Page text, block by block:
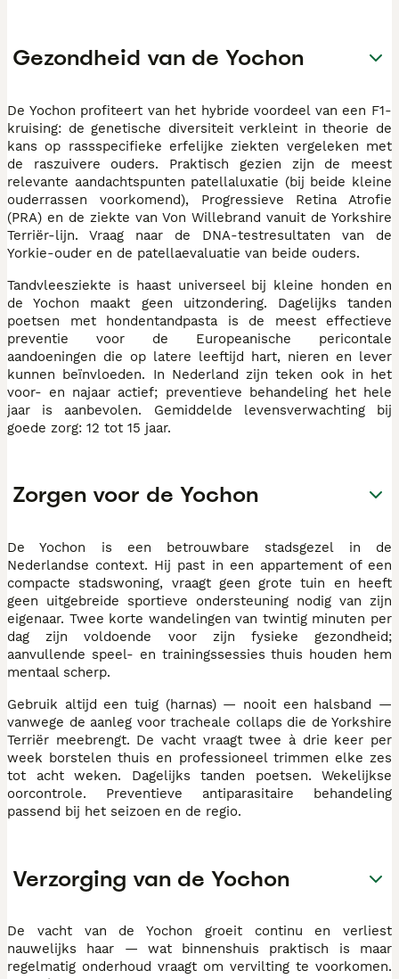
Gezondheid van de Yochon
De Yochon profiteert van het hybride voordeel van een F1-
kruising: de genetische diversiteit verkleint in theorie de
kans op rassspecifieke erfelijke ziekten vergeleken met
de raszuivere ouders. Praktisch gezien zijn de meest
relevante aandachtspunten patellaluxatie (bij beide kleine
ouderrassen voorkomend), Progressieve Retina Atrofie
(PRA) en de ziekte van Von Willebrand vanuit de Yorkshire
Terriër-lijn. Vraag naar de DNA-testresultaten van de
Yorkie-ouder en de patellaevaluatie van beide ouders.
Tandvleesziekte is haast universeel bij kleine honden en
de Yochon maakt geen uitzondering. Dagelijks tanden
poetsen met hondentandpasta is de meest effectieve
preventie voor de Europeanische pericontale
aandoeningen die op latere leeftijd hart, nieren en lever
kunnen beïnvloeden. In Nederland zijn teken ook in het
voor- en najaar actief; preventieve behandeling het hele
jaar is aanbevolen. Gemiddelde levensverwachting bij
goede zorg: 12 tot 15 jaar.
Zorgen voor de Yochon
De Yochon is een betrouwbare stadsgezel in de
Nederlandse context. Hij past in een appartement of een
compacte stadswoning, vraagt geen grote tuin en heeft
geen uitgebreide sportieve ondersteuning nodig van zijn
eigenaar. Twee korte wandelingen van twintig minuten per
dag zijn voldoende voor zijn fysieke gezondheid;
aanvullende speel- en trainingssessies thuis houden hem
mentaal scherp.
Gebruik altijd een tuig (harnas) — nooit een halsband —
vanwege de aanleg voor tracheale collaps die de Yorkshire
Terriër meebrengt. De vacht vraagt twee à drie keer per
week borstelen thuis en professioneel trimmen elke zes
tot acht weken. Dagelijks tanden poetsen. Wekelijkse
oorcontrole. Preventieve antiparasitaire behandeling
passend bij het seizoen en de regio.
Verzorging van de Yochon
De vacht van de Yochon groeit continu en verliest
nauwelijks haar — wat binnenshuis praktisch is maar
regelmatig onderhoud vraagt om vervilting te voorkomen.